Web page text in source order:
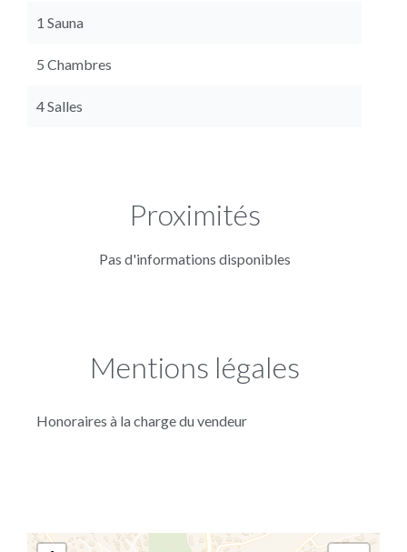
1 Sauna
5 Chambres
4 Salles
Proximités
Pas d'informations disponibles
Mentions légales
Honoraires à la charge du vendeur